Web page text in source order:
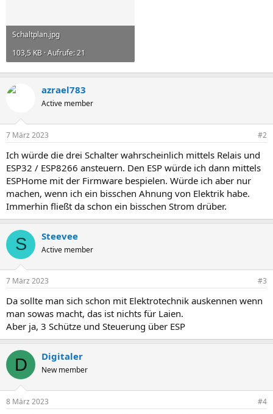
Schaltplan.jpg
103,5 KB · Aufrufe: 21
azrael783
Active member
7 März 2023 #2
Ich würde die drei Schalter wahrscheinlich mittels Relais und
ESP32 / ESP8266 ansteuern. Den ESP würde ich dann mittels
ESPHome mit der Firmware bespielen. Würde ich aber nur
machen, wenn ich ein bisschen Ahnung von Elektrik habe.
Immerhin fließt da schon ein bisschen Strom drüber.
S Steevee
Active member
7 März 2023 #3
Da sollte man sich schon mit Elektrotechnik auskennen wenn
man sowas macht, das ist nichts für Laien.
Aber ja, 3 Schütze und Steuerung über ESP
D Digitaler
New member
8 März 2023 #4